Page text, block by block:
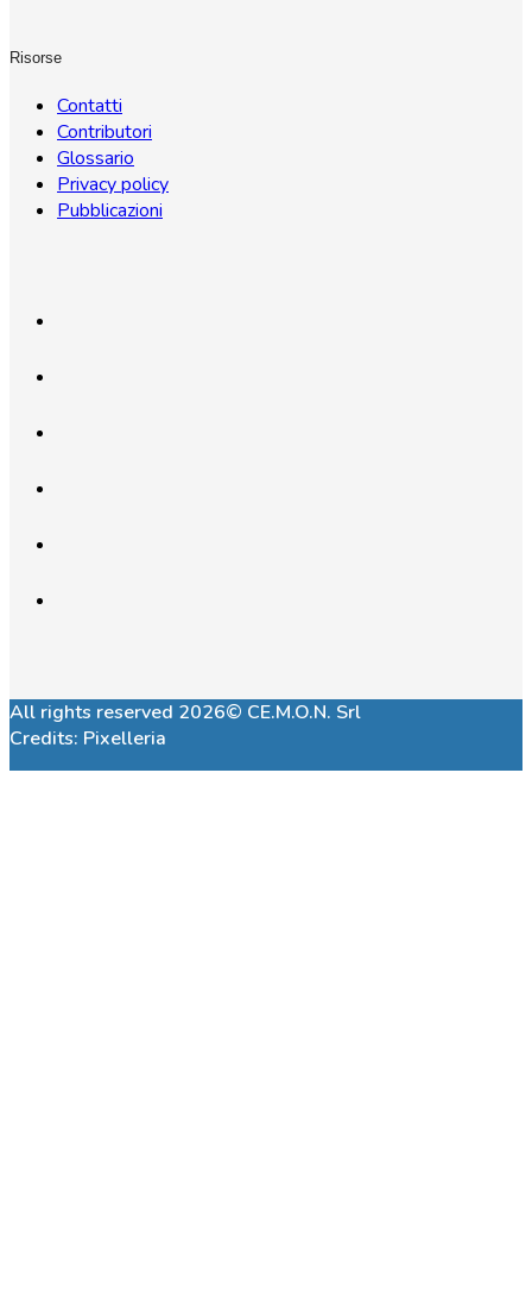
Risorse
Contatti
Contributori
Glossario
Privacy policy
Pubblicazioni
All rights reserved 2026© CE.M.O.N. Srl
Credits: Pixelleria